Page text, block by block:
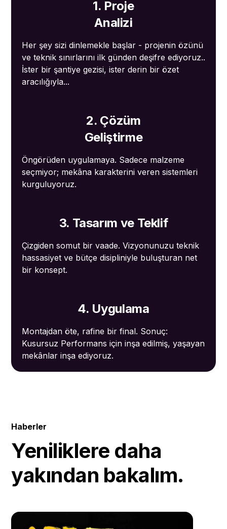
1. Proje
Analizi
Her şey sizi dinlemekle başlar - projenin özünü
ve teknik sınırlarını ilk günden deşifre ediyoruz..
İster bir şantiye gezisi, ister derin bir özet
aracılığıyla...
2. Çözüm
Geliştirme
Öngörüden uygulamaya. Sadece malzeme
seçmiyor; mekâna karakterini veren sistemleri
kurguluyoruz.
3. Tasarım ve Teklif
Çizgiden somut bir vaade. Vizyonunuzu teknik
hassasiyet ve bütçe disipliniyle buluşturan net
bir konsept.
4. Uygulama
Montajdan öte, rafine bir final. Sonuç:
Kusursuz Performans için inşa edilmiş, yaşayan
mekânlar inşa ediyoruz.
Haberler
Yeniliklere daha
yakından bakalım.